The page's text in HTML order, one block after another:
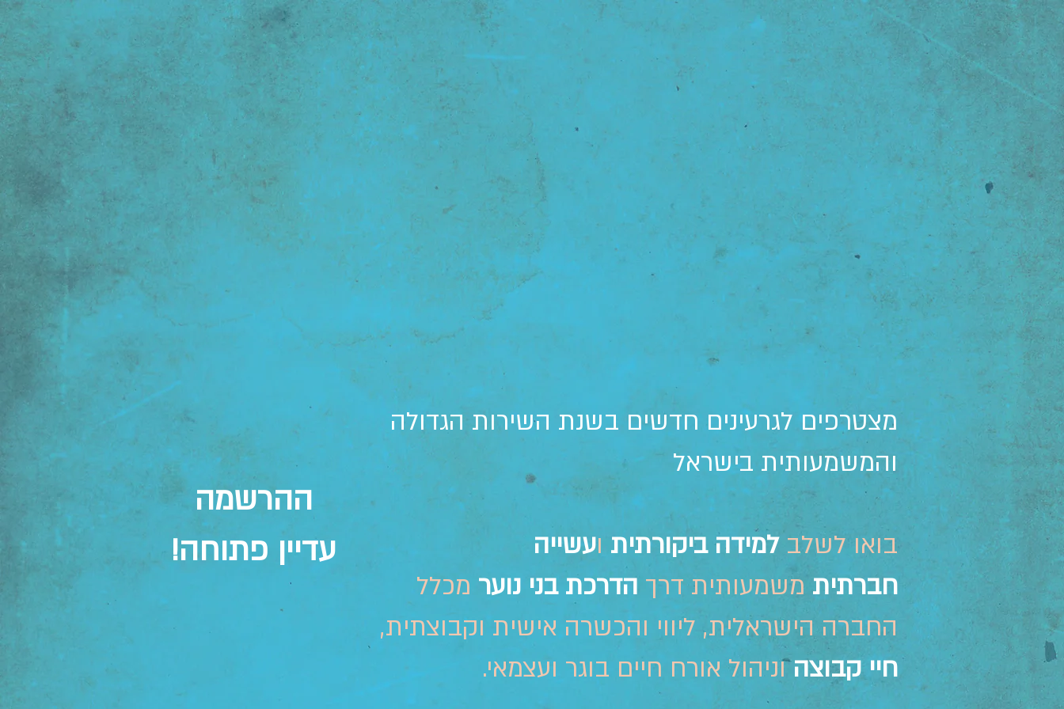
מצטרפים לגרעינים חדשים בשנת השירות הגדולה
והמשמעותית בישראל
בואו לשלבלמידה ביקורתית ועשייה
חברתית משמעותית דרך הדרכת בני נוער מכלל
החברה הישראלית, ליווי והכשרה אישית וקבוצתית,
חיי קבוצה וניהול אורח חיים בוגר ועצמאי.
ההרשמה
עדיין פתוחה!